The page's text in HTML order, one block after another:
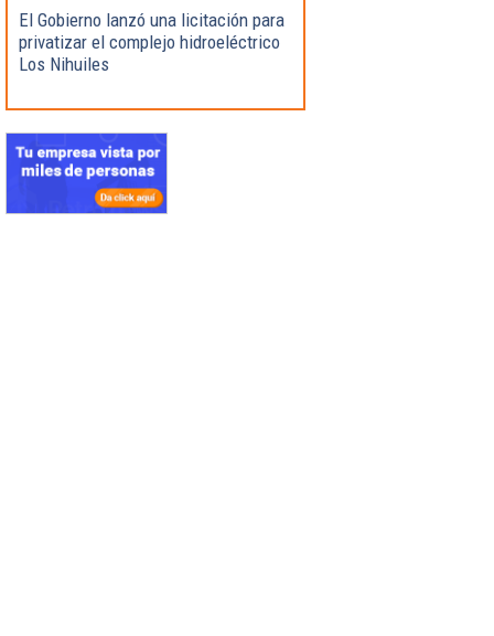
El Gobierno lanzó una licitación para
privatizar el complejo hidroeléctrico
Los Nihuiles